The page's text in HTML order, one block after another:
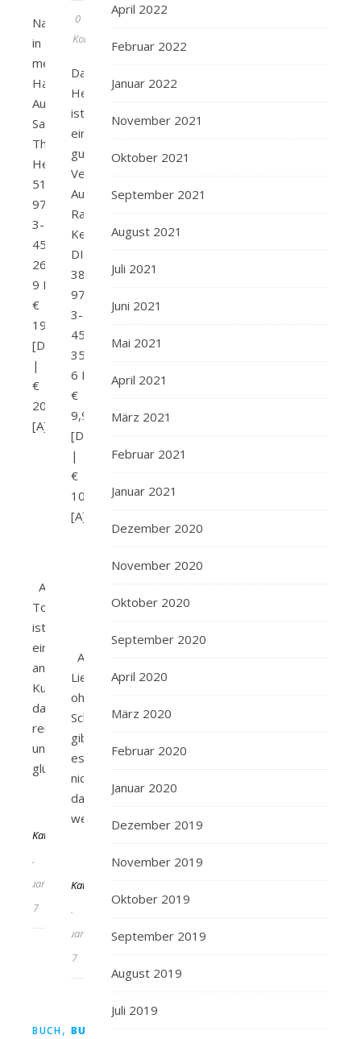
Nachts
in
meinem
Haus
Autor/in:
Sabine
Thiesler Verlag:
Heyne< Seitenanzahl:
512 ISBN:
978-
3-
453-
26969-
9 Preis:
€
19,99
[D]
|
€
20,60
[A]
Amazon
Tom
ist
ein
anerkannter
Kunstmaler,
dazu
reich
und
glücklich…
KathaFlauschi
20.
Februar
2017
0
Kommentare
Das
Herz
ist
ein
gutes
Versteck
Autor/in:
Ranka
Keser Verlag:
DIANA Seitenanzahl:
384 ISBN:
978-
3-
453-
35911-
6 Preis:
€
9,99
[D]
|
€
10,30
[A]
Amazon
Liebe
ohne
Schmerz
gibt
es
nicht,
das
weiß…
KathaFlauschi
20.
Februar
2017
BUCH,BUCHBLOG
BUCH
April 2022
Februar 2022
Januar 2022
November 2021
Oktober 2021
September 2021
August 2021
Juli 2021
Juni 2021
Mai 2021
April 2021
März 2021
Februar 2021
Januar 2021
Dezember 2020
November 2020
Oktober 2020
September 2020
April 2020
März 2020
Februar 2020
Januar 2020
Dezember 2019
November 2019
Oktober 2019
September 2019
August 2019
Juli 2019